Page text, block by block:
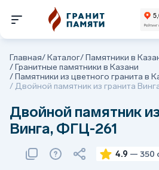
Главная/Каталог/Памятники в
/Гранитные памятники в Казани
/Памятники из цветного гранита в
/ Двойной памятник из гранита
Двойной памятник
Винга, ФГЦ-261
4.9 — 350